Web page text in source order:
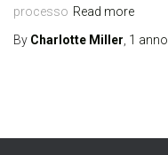
processo Read more
By Charlotte Miller 1 anno